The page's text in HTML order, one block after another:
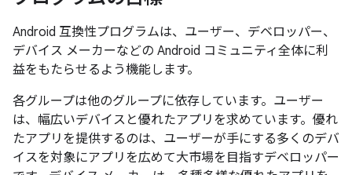
Android 互換性プログラムは、ユーザー、デベロッパー、
デバイス メーカーなどの Android コミュニティ全体に利
益をもたらせるよう機能します。
各グループは他のグループに依存しています。ユーザー
は、幅広いデバイスと優れたアプリを求めています。優れ
たアプリを提供するのは、ユーザーが手にする多くのデバ
イスを対象にアプリを広めて大市場を目指すデベロッパー